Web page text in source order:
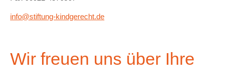
info@stiftung-kindgerecht.de
Wir freuen uns über Ihre